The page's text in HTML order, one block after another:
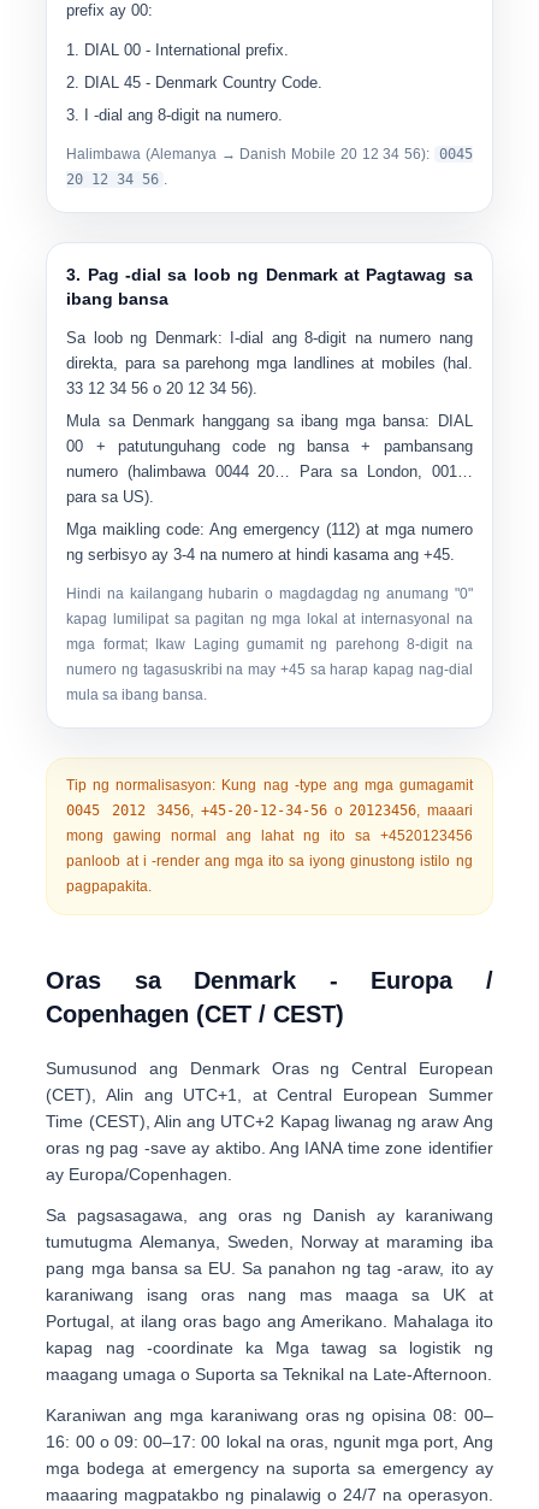
prefix ay00:
DIAL00 - International prefix.
DIAL45 - Denmark Country Code.
I -dial ang8-digit na numero.
Halimbawa (Alemanya → Danish Mobile 20 12 34 56): 0045
20 12 34 56 .
3. Pag -dial sa loob ng Denmark at Pagtawag sa
ibang bansa
Sa loob ng Denmark: I-dial ang 8-digit na numero nang
direkta, para sa parehong mga landlines at mobiles (hal.
33 12 34 56 o20 12 34 56).
Mula sa Denmark hanggang sa ibang mga bansa: DIAL
00 + patutunguhang code ng bansa + pambansang
numero (halimbawa 0044 20… Para sa London, 001…
para sa US).
Mga maikling code: Ang emergency (112) at mga numero
ng serbisyo ay 3-4 na numero at hindi kasama ang +45.
Hindi na kailangang hubarin o magdagdag ng anumang "0"
kapag lumilipat sa pagitan ng mga lokal at internasyonal na
mga format; Ikaw Laging gumamit ng parehong 8-digit na
numero ng tagasuskribi na may +45 sa harap kapag nag-dial
mula sa ibang bansa.
Tip ng normalisasyon: Kung nag -type ang mga gumagamit
0045 2012 3456,+45-20-12-34-56 o20123456, maaari
mong gawing normal ang lahat ng ito sa +4520123456
panloob at i -render ang mga ito sa iyong ginustong istilo ng
pagpapakita.
Oras sa Denmark - Europa /
Copenhagen (CET / CEST)
Sumusunod ang Denmark Oras ng Central European
(CET) , Alin ang UTC+1 , atCentral European Summer
Time (CEST) , Alin ang UTC+2 Kapag liwanag ng araw Ang
oras ng pag -save ay aktibo. Ang IANA time zone identifier
ay Europa/Copenhagen
Sa pagsasagawa, ang oras ng Danish ay karaniwang
tumutugmaAlemanya, Sweden, Norway at maraming iba
pang mga bansa sa EU . Sa panahon ng tag -araw, ito ay
karaniwang isang oras nang mas maaga sa UK at
Portugal, at ilang oras bago ang Amerikano. Mahalaga ito
kapag nag -coordinate ka Mga tawag sa logistik ng
maagang umaga oSuporta sa Teknikal na Late-Afternoon
Karaniwan ang mga karaniwang oras ng opisina 08: 00–
16: 00 o 09: 00–17: 00 lokal na oras, ngunit mga port, Ang
mga bodega at emergency na suporta sa emergency ay
maaaring magpatakbo ng pinalawig o 24/7 na operasyon.